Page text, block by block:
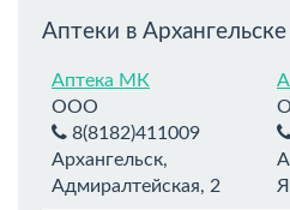
Аптеки в Архангельске
Аптека МК
ООО
8(8182)411009
Архангельск,
Адмиралтейская, 2